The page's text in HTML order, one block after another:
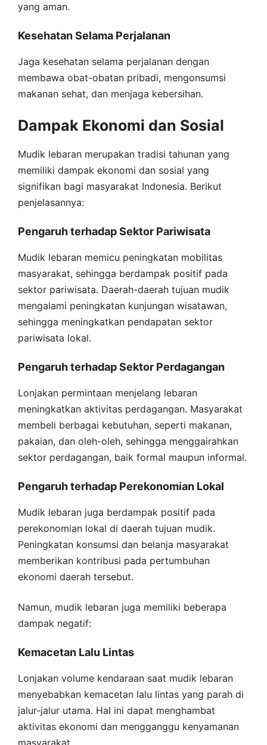
yang aman.
Kesehatan Selama Perjalanan
Jaga kesehatan selama perjalanan dengan
membawa obat-obatan pribadi, mengonsumsi
makanan sehat, dan menjaga kebersihan.
Dampak Ekonomi dan Sosial
Mudik lebaran merupakan tradisi tahunan yang
memiliki dampak ekonomi dan sosial yang
signifikan bagi masyarakat Indonesia. Berikut
penjelasannya:
Pengaruh terhadap Sektor Pariwisata
Mudik lebaran memicu peningkatan mobilitas
masyarakat, sehingga berdampak positif pada
sektor pariwisata. Daerah-daerah tujuan mudik
mengalami peningkatan kunjungan wisatawan,
sehingga meningkatkan pendapatan sektor
pariwisata lokal.
Pengaruh terhadap Sektor Perdagangan
Lonjakan permintaan menjelang lebaran
meningkatkan aktivitas perdagangan. Masyarakat
membeli berbagai kebutuhan, seperti makanan,
pakaian, dan oleh-oleh, sehingga menggairahkan
sektor perdagangan, baik formal maupun informal.
Pengaruh terhadap Perekonomian Lokal
Mudik lebaran juga berdampak positif pada
perekonomian lokal di daerah tujuan mudik.
Peningkatan konsumsi dan belanja masyarakat
memberikan kontribusi pada pertumbuhan
ekonomi daerah tersebut.
Namun, mudik lebaran juga memiliki beberapa
dampak negatif:
Kemacetan Lalu Lintas
Lonjakan volume kendaraan saat mudik lebaran
menyebabkan kemacetan lalu lintas yang parah di
jalur-jalur utama. Hal ini dapat menghambat
aktivitas ekonomi dan mengganggu kenyamanan